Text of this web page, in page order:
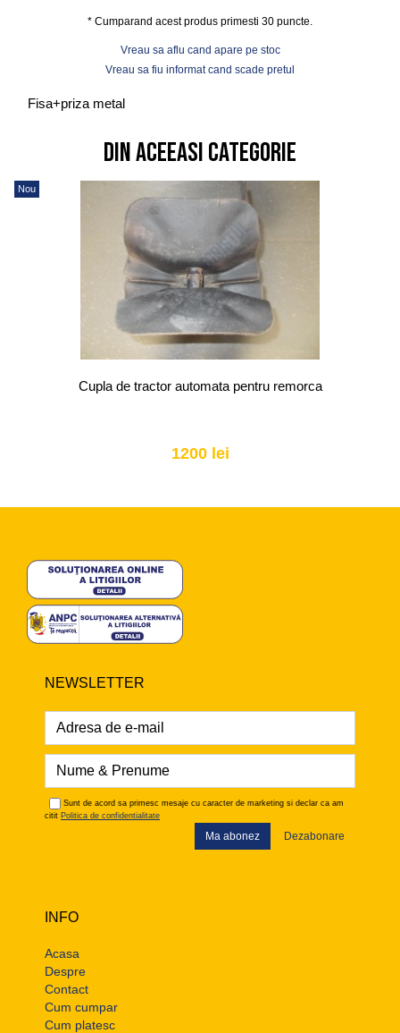
* Cumparand acest produs primesti 30 puncte.
Vreau sa aflu cand apare pe stoc
Vreau sa fiu informat cand scade pretul
Fisa+priza metal
Din aceeasi categorie
Nou
Cupla de tractor automata pentru remorca
1200 lei
NEWSLETTER
Sunt de acord sa primesc mesaje cu caracter de marketing si declar ca am
citit Politica de confidentialitate
Ma abonez Dezabonare
INFO
Acasa
Despre
Contact
Cum cumpar
Cum platesc